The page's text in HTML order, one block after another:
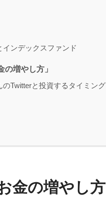
ンデックスファンド
増やし方」
のTwitterと投資するタイミング
金の増やし方